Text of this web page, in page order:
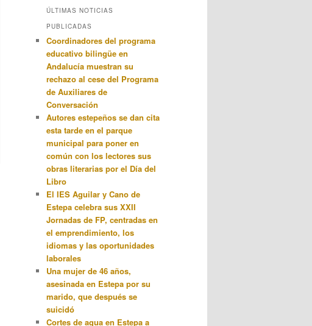
ÚLTIMAS NOTICIAS
PUBLICADAS
Coordinadores del programa
educativo bilingüe en
Andalucía muestran su
rechazo al cese del Programa
de Auxiliares de
Conversación
Autores estepeños se dan cita
esta tarde en el parque
municipal para poner en
común con los lectores sus
obras literarias por el Día del
Libro
El IES Aguilar y Cano de
Estepa celebra sus XXII
Jornadas de FP, centradas en
el emprendimiento, los
idiomas y las oportunidades
laborales
Una mujer de 46 años,
asesinada en Estepa por su
marido, que después se
suicidó
Cortes de agua en Estepa a